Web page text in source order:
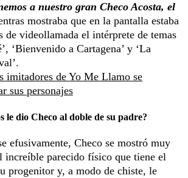
a nuestro gran Checo Acosta, el
mostraba que en la pantalla estaba
de videollamada el intérprete de temas
‘Bienvenido a Cartagena’ y ‘La
imitadores de Yo Me Llamo se
sus personajes
le dio Checo al doble de su padre?
efusivamente, Checo se mostró muy
increíble parecido físico que tiene el
progenitor y, a modo de chiste, le